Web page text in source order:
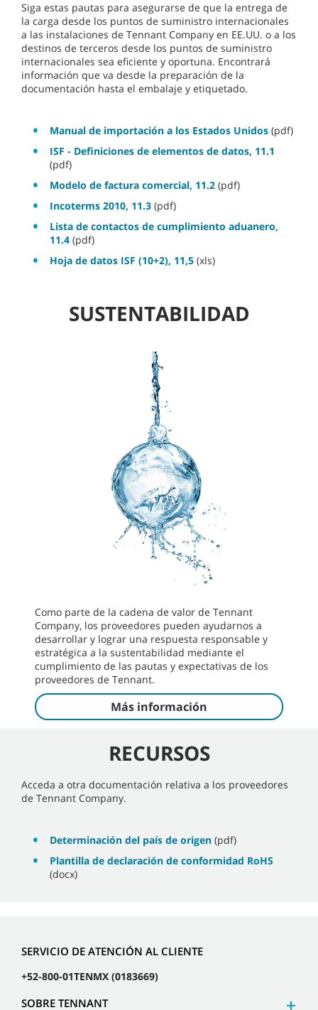
Siga estas pautas para asegurarse de que la entrega de
la carga desde los puntos de suministro internacionales
a las instalaciones de Tennant Company en EE.UU. o a los
destinos de terceros desde los puntos de suministro
internacionales sea eficiente y oportuna. Encontrará
información que va desde la preparación de la
documentación hasta el embalaje y etiquetado.
Manual de importación a los Estados Unidos (pdf)
ISF - Definiciones de elementos de datos, 11.1
(pdf)
Modelo de factura comercial, 11.2 (pdf)
Incoterms 2010, 11.3 (pdf)
Lista de contactos de cumplimiento aduanero,
11.4 (pdf)
Hoja de datos ISF (10+2), 11,5 (xls)
SUSTENTABILIDAD
Como parte de la cadena de valor de Tennant
Company, los proveedores pueden ayudarnos a
desarrollar y lograr una respuesta responsable y
estratégica a la sustentabilidad mediante el
cumplimiento de las pautas y expectativas de los
proveedores de Tennant.
Más información
RECURSOS
Acceda a otra documentación relativa a los proveedores
de Tennant Company.
Determinación del país de origen (pdf)
Plantilla de declaración de conformidad RoHS
(docx)
SERVICIO DE ATENCIÓN AL CLIENTE
+52-800-01TENMX (0183669)
SOBRE TENNANT